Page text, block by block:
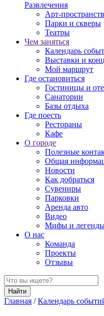
Развлечения
Арт-
Парки и скверы
Театры
Чем заняться
Календарь
Выставки и
Мой маршрут
Где остановиться
Гостиницы и
Санатории
Базы отдыха
Где поесть
Рестораны
Кафе
О городе
Полезные
Общая
Новости
Как добраться
Сувениры
Парковки
Аренда авто
Видео
Мифы и
О нас
Команда
Проекты
Отзывы
Найти
Главная / Календарь